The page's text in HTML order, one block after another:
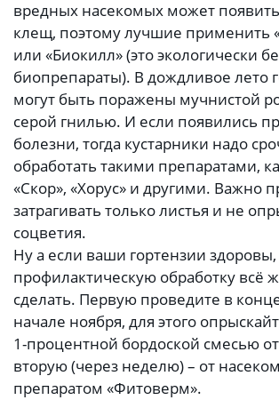
вредных насекомых может
клещ, поэтому лучшие применить
или «Биокилл» (это экологически
биопрепараты). В дождливое лето
могут быть поражены мучнистой
серой гнилью. И если появились
болезни, тогда кустарники надо
обработать такими препаратами,
«Скор», «Хорус» и другими. Важно
затрагивать только листья и не
соцветия.
Ну а если ваши гортензии здоровы,
профилактическую обработку всё
сделать. Первую проведите в
начале ноября, для этого
1-процентной бордоской смесью
вторую (через неделю) – от
препаратом «Фитоверм».